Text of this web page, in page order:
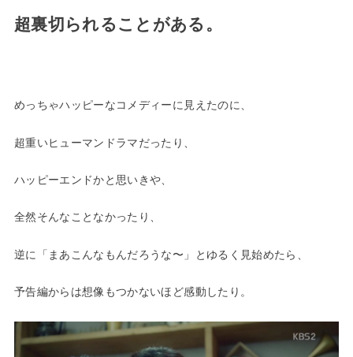
超裏切られることがある。
めっちゃハッピーなコメディーに見えたのに、
超重いヒューマンドラマだったり、
ハッピーエンドかと思いきや、
全然そんなことなかったり、
逆に「まあこんなもんだろうな〜」とゆるく見始めたら、
予告編からは想像もつかないほど感動したり。